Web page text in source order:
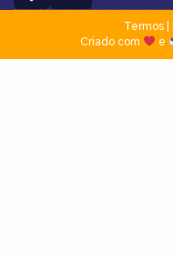
Termos|
Criado com
e